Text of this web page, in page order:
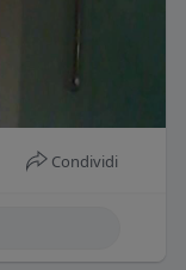
Condividi